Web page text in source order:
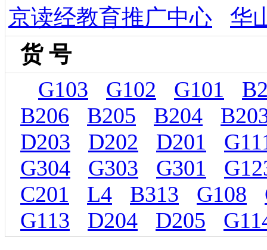
京读经教育推广中心
华
货 号
G103
G102 G101
B206
B205 B204
D203
D202 D201
G304
G303 G301
C201
L4 B313 G108
G113
D204 D205